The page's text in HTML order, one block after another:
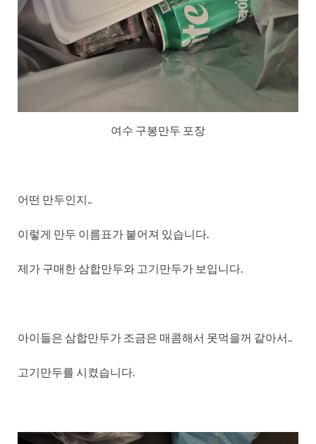
여수 구봉만두 포장
어떤 만두인지..
이렇게 만두 이름표가 붙어져 있습니다.
제가 구매한 삼합만두와 고기만두가 보입니다.
아이들은 삼합만두가 조금은 매콤해서 못먹을꺼 같아서..
고기만두를 시켰습니다.